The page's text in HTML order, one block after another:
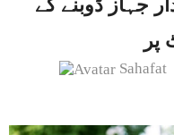
جہاز ڈوبنے کے
پر
Sahafat